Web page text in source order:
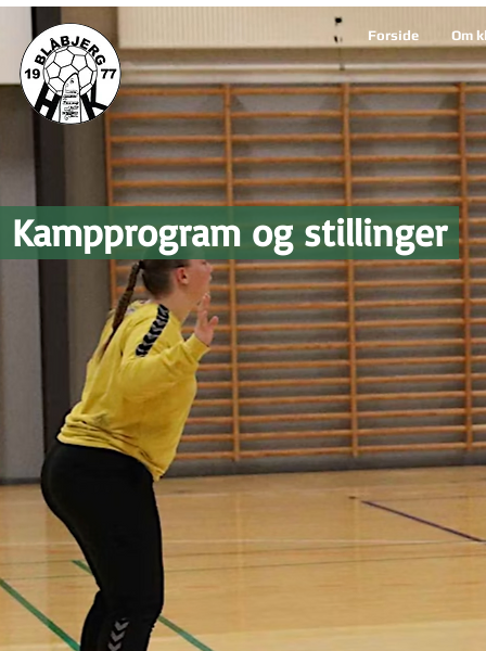
Forside Om
Kampprogram og stillinger